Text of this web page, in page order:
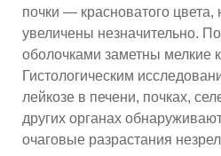
почки — красноватого
увеличены незначительно.
оболочками заметны мелкие
Гистологическим
лейкозе в печени, почках,
других органах
очаговые разрастания